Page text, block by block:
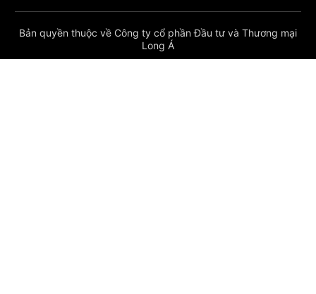
Bản quyền thuộc về Công ty cổ phần Đầu tư và Thương mại
Long Á